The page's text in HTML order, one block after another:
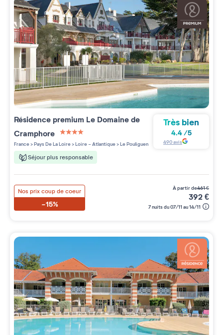
Résidence premium Le Domaine de
Cramphore
4 étoiles sur 5
France>Pays De La Loire>Loire - Atlantique>Le Pouliguen
Séjour plus responsable
Très bien
4.4/5
490avis
Nos prix coup de coeur
-15%
à partir de461€
392€
7 nuits du 07/11 au 14/11